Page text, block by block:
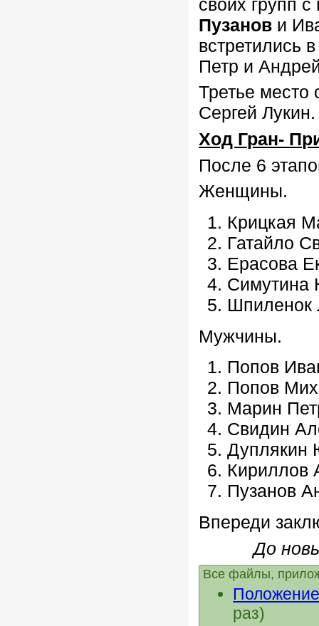
Пузанов и
встретились
Петр и
Третье
Сергей Лукин.
Ход Гран-
После 6
Женщины.
Крицкая
Гатайло
Ерасова
Симутина
Шпиленок
Мужчины.
Попов
Попов
Марин
Свидин
Дуплякин
Кириллов
Пузанов
Впереди
До
Все файлы,
раз)